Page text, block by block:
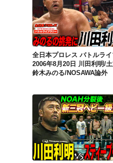
全日本プロレス バトルラ
2006年8月20日 川田利明/
鈴木みのる/NOSAWA論外